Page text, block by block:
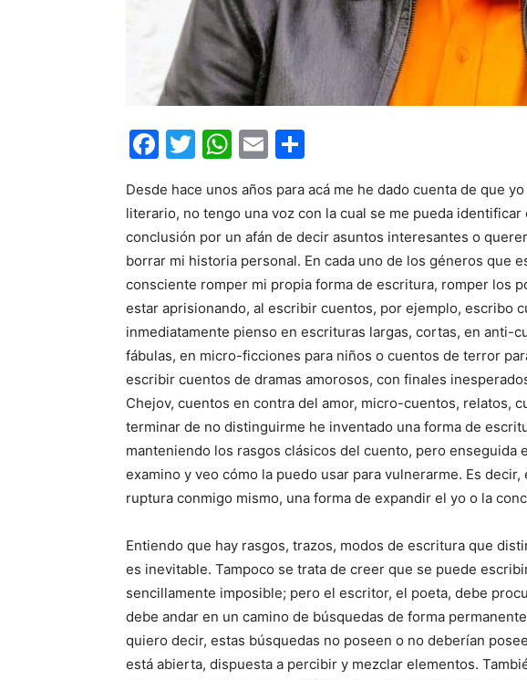
Facebook
Twitter
WhatsApp
Email
Desde hace unos años para acá me he dado cuenta de que
literario, no tengo una voz con la cual se me pueda
conclusión por un afán de decir asuntos interesantes o
borrar mi historia personal. En cada uno de los géneros que
consciente romper mi propia forma de escritura, romper los
estar aprisionando, al escribir cuentos, por ejemplo, escribo
inmediatamente pienso en escrituras largas, cortas, en anti-
fábulas, en micro-ficciones para niños o cuentos de terror
escribir cuentos de dramas amorosos, con finales
Chejov, cuentos en contra del amor, micro-cuentos, relatos,
terminar de no distinguirme he inventado una forma de
manteniendo los rasgos clásicos del cuento, pero enseguida
examino y veo cómo la puedo usar para vulnerarme. Es
ruptura conmigo mismo, una forma de expandir el yo o la
Entiendo que hay rasgos, trazos, modos de escritura que
es inevitable. Tampoco se trata de creer que se puede
sencillamente imposible; pero el escritor, el poeta, debe
debe andar en un camino de búsquedas de forma
quiero decir, estas búsquedas no poseen o no deberían
está abierta, dispuesta a percibir y mezclar elementos.